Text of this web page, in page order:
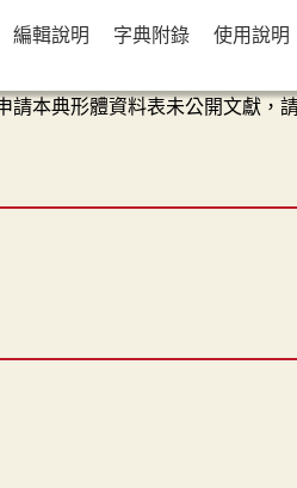
編輯說明 字典附錄 使用說明
請本典形體資料表未公開文獻，